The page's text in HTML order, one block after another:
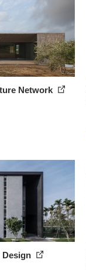
Network
Design